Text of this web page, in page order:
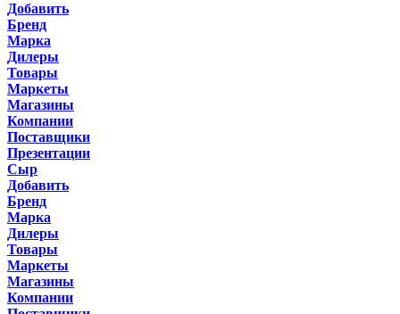
Добавить
Бренд
Марка
Дилеры
Товары
Маркеты
Магазины
Компании
Поставщики
Презентации
Сыр
Добавить
Бренд
Марка
Дилеры
Товары
Маркеты
Магазины
Компании